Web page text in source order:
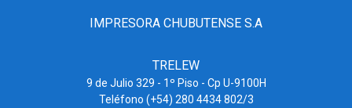
IMPRESORA CHUBUTENSE S.A
TRELEW
9 de Julio 329 - 1º Piso - Cp U-9100H
Teléfono (+54) 280 4434 802/3